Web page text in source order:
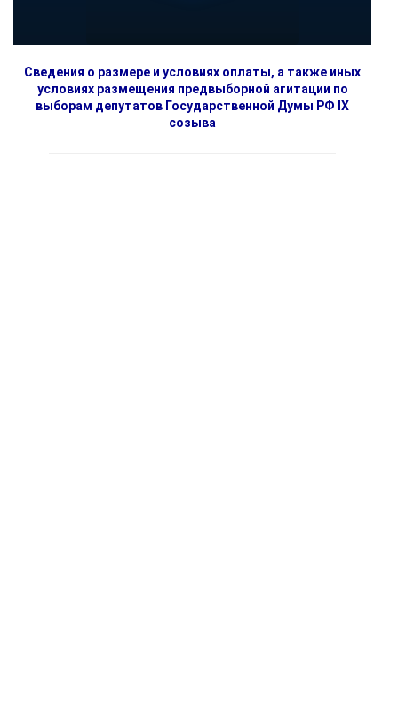
Сведения о размере и условиях оплаты, а также иных
условиях размещения предвыборной агитации по
выборам депутатов Государственной Думы РФ IX
созыва